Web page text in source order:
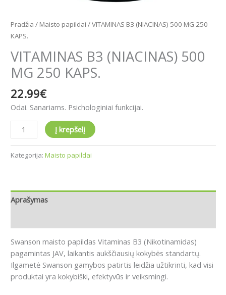
Pradžia / Maisto papildai / VITAMINAS B3 (NIACINAS) 500 MG 250
KAPS.
VITAMINAS B3 (NIACINAS) 500
MG 250 KAPS.
22.99€
Odai. Sanariams. Psichologiniai funkcijai.
Į krepšelį
Kategorija: Maisto papildai
Aprašymas
Swanson maisto papildas Vitaminas B3 (Nikotinamidas)
pagamintas JAV, laikantis aukščiausių kokybės standartų.
Ilgametė Swanson gamybos patirtis leidžia užtikrinti, kad visi
produktai yra kokybiški, efektyvūs ir veiksmingi.